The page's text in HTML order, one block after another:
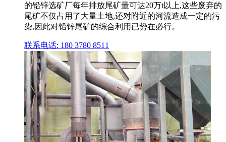
的铅锌选矿厂每年排放尾矿量可达20万t以上,这些废弃的
尾矿不仅占用了大量土地,还对附近的河流造成一定的污
染,因此对铅锌尾矿的综合利用已势在必行。
联系电话: 180 3780 8511